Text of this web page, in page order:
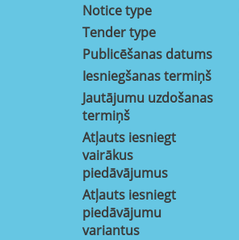
Notice type
Tender type
Publicēšanas datums
Iesniegšanas termiņš
Jautājumu uzdošanas
termiņš
Atļauts iesniegt
vairākus
piedāvājumus
Atļauts iesniegt
piedāvājumu
variantus